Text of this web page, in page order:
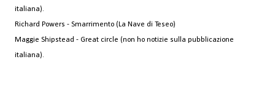
italiana).
Richard Powers - Smarrimento (La Nave di Teseo)
Maggie Shipstead - Great circle (non ho notizie sulla pubblicazione
italiana).